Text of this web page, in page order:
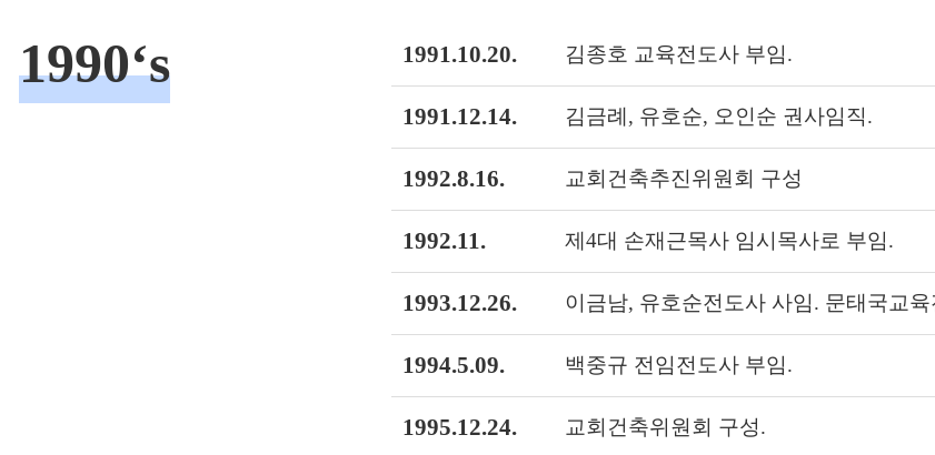
1990‘s 1991.10.20. 김종호 교육전도사 부임.
1991.12.14. 김금례, 유호순, 오인순 권사임직.
1992.8.16. 교회건축추진위원회 구성
1992.11. 제4대 손재근목사 임시목사로 부임.
1993.12.26. 이금남, 유호순전도사 사임. 문태국교
1994.5.09. 백중규 전임전도사 부임.
1995.12.24. 교회건축위원회 구성.